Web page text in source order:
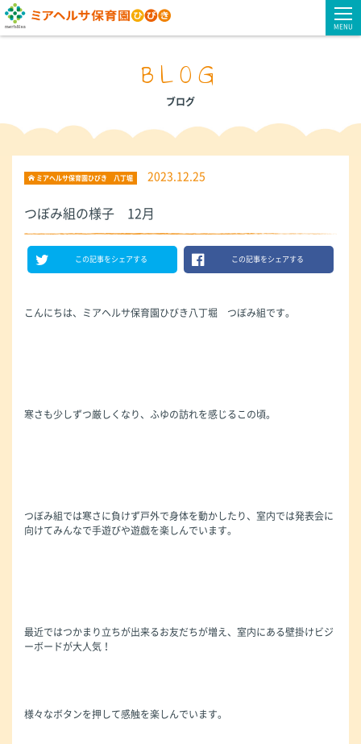
MENU
BLOG
ブログ
ミアヘルサ保育園ひびき 八丁堀 2023.12.25
つぼみ組の様子 12月
この記事をシェアする この記事をシェアする
こんにちは、ミアヘルサ保育園ひびき八丁堀 つぼみ組です。
寒さも少しずつ厳しくなり、ふゆの訪れを感じるこの頃。
つぼみ組では寒さに負けず戸外で身体を動かしたり、室内では発表会に
向けてみんなで手遊びや遊戯を楽しんでいます。
最近ではつかまり立ちが出来るお友だちが増え、室内にある壁掛けビジ
ーボードが大人気！
様々なボタンを押して感触を楽しんでいます。